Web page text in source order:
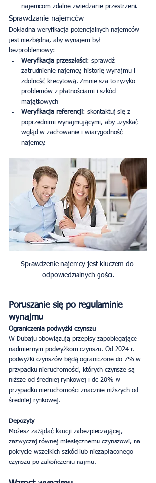
najemcom zdalne zwiedzanie przestrzeni.
Sprawdzanie najemców
Dokładna weryfikacja potencjalnych najemców
jest niezbędna, aby wynajem był
bezproblemowy:
Weryfikacja przeszłości: sprawdź
zatrudnienie najemcy, historię wynajmu i
zdolność kredytową. Zmniejsza to ryzyko
problemów z płatnościami i szkód
majątkowych.
Weryfikacja referencji: skontaktuj się z
poprzednimi wynajmującymi, aby uzyskać
wgląd w zachowanie i wiarygodność
najemcy.
Sprawdzenie najemcy jest kluczem do
odpowiedzialnych gości.
Poruszanie się po regulaminie
wynajmu
Ograniczenia podwyżki czynszu
W Dubaju obowiązują przepisy zapobiegające
nadmiernym podwyżkom czynszu. Od 2024 r.
podwyżki czynszów będą ograniczone do 7% w
przypadku nieruchomości, których czynsze są
niższe od średniej rynkowej i do 20% w
przypadku nieruchomości znacznie niższych od
średniej rynkowej.
Depozyty
Możesz zażądać kaucji zabezpieczającej,
zazwyczaj równej miesięcznemu czynszowi, na
pokrycie wszelkich szkód lub niezapłaconego
czynszu po zakończeniu najmu.